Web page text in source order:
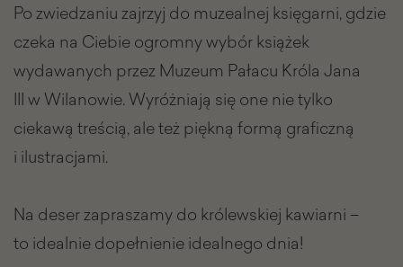
Po zwiedzaniu zajrzyj do muzealnej księgarni, gdzie
czeka na Ciebie ogromny wybór książek
wydawanych przez Muzeum Pałacu Króla Jana
III w Wilanowie. Wyróżniają się one nie tylko
ciekawą treścią, ale też piękną formą graficzną
i ilustracjami.
Na deser zapraszamy do królewskiej kawiarni –
to idealnie dopełnienie idealnego dnia!